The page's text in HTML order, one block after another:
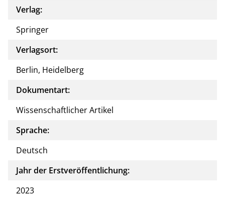
Verlag:
Springer
Verlagsort:
Berlin, Heidelberg
Dokumentart:
Wissenschaftlicher Artikel
Sprache:
Deutsch
Jahr der Erstveröffentlichung:
2023